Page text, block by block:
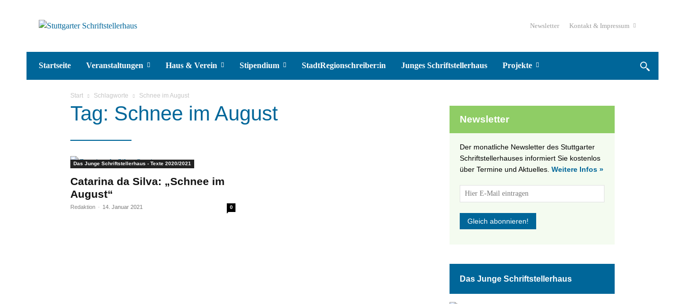
Newsletter Kontakt & Impressum
Startseite Veranstaltungen Haus & Verein Stipendium StadtRegionschreiber:in Junges Schriftstellerhaus Projekte
Start Schlagworte Schnee im August
Tag: Schnee im August
Das Junge Schriftstellerhaus - Texte 2020/2021
Catarina da Silva: „Schnee im
August“
Redaktion - 14. Januar 2021 0
Newsletter
Der monatliche Newsletter des Stuttgarter
Schriftstellerhauses informiert Sie kostenlos
über Termine und Aktuelles. Weitere Infos »
Das Junge Schriftstellerhaus